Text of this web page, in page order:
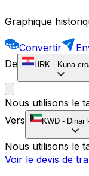
Graphique
Convertir
De
HRK - Kuna
Nous utilisons le
Vers
KWD - Dinar
Nous utilisons le
Voir le devis de